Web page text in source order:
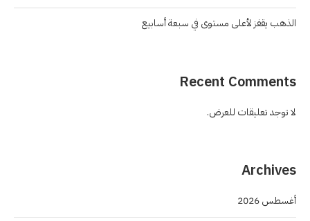
الذهب يقفز لأعلى مستوى في سبعة أسابيع
Recent Comments
لا توجد تعليقات للعرض.
Archives
أغسطس 2026